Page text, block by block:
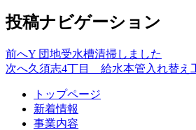
投稿ナビゲーション
前へY 団地受水槽清掃しました
次へ久須志4丁目 給水本管入れ替え
トップページ
新着情報
事業内容